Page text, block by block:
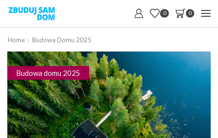
0 0
Home Budowa Domu 2025
Budowa domu 2025